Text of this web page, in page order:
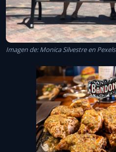
Imagen de: Monica Silvestre en Pexels